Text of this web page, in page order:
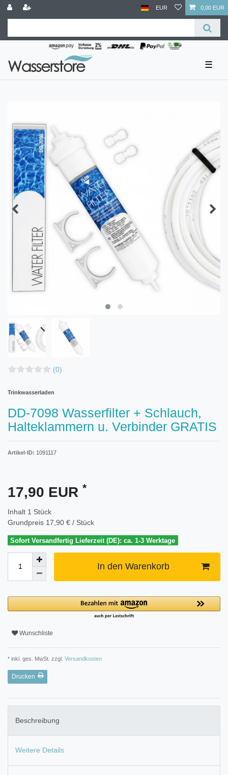
EUR 0,00 EUR
☰
(0)
Trinkwasserladen
DD-7098 Wasserfilter + Schlauch,
Halteklammern u. Verbinder GRATIS
Artikel-ID: 1091117
17,90 EUR *
Inhalt 1 Stück
Grundpreis 17,90 € / Stück
Sofort Versandfertig Lieferzeit (DE): ca. 1-3 Werktage
In den Warenkorb
Wunschliste
* inkl. ges. MwSt. zzgl. Versandkosten
Drucken
Beschreibung
Weitere Details